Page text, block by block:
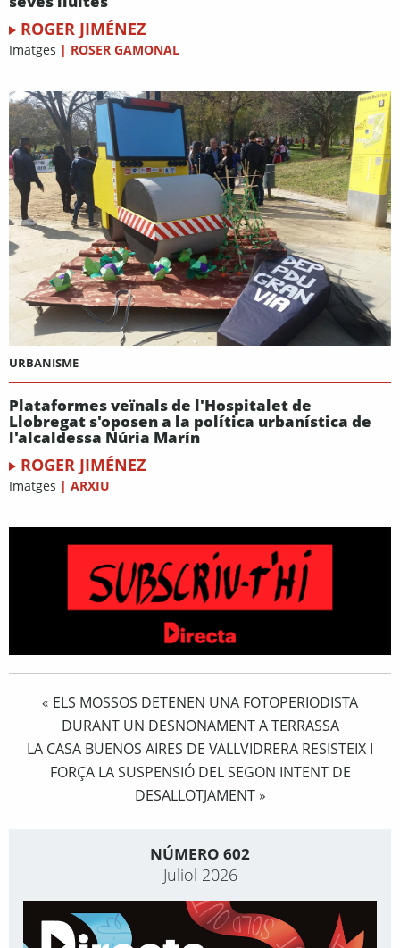
ROGER JIMÉNEZ
Imatges | ROSER GAMONAL
URBANISME
Plataformes veïnals de l'Hospitalet de
Llobregat s'oposen a la política urbanística de
l'alcaldessa Núria Marín
ROGER JIMÉNEZ
Imatges | ARXIU
« ELS MOSSOS DETENEN UNA FOTOPERIODISTA
DURANT UN DESNONAMENT A TERRASSA
LA CASA BUENOS AIRES DE VALLVIDRERA RESISTEIX I
FORÇA LA SUSPENSIÓ DEL SEGON INTENT DE
DESALLOTJAMENT»
NÚMERO 602
Juliol 2026